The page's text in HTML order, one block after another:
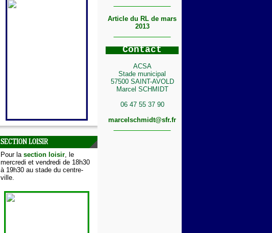
SECTION LOISIR
Pour la section loisir, le
mercredi et vendredi de 18h30
à 19h30 au stade du centre-
ville.
Article du RL de mars
2013
Contact
ACSA
Stade municipal
57500 SAINT-AVOLD
Marcel SCHMIDT
06 47 55 37 90
marcelschmidt@sfr.fr